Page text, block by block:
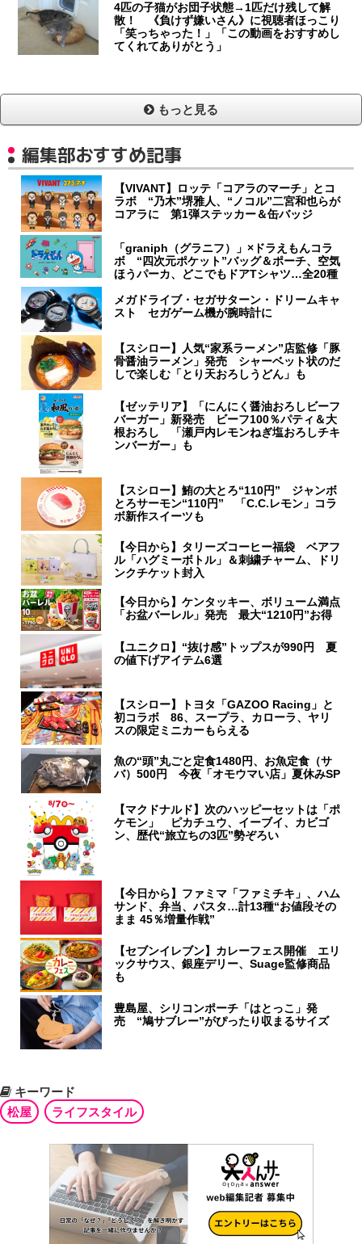
4匹の子猫がお団子状態→1匹だけ残して解
散！ 《負けず嫌いさん》に視聴者ほっこり
「笑っちゃった！」「この動画をおすすめし
てくれてありがとう」
もっと見る
編集部おすすめ記事
【VIVANT】ロッテ「コアラのマーチ」とコ
ラボ “乃木”堺雅人、“ノコル”二宮和也らが
コアラに 第1弾ステッカー＆缶バッジ
「graniph（グラニフ）」×ドラえもんコラ
ボ “四次元ポケット”バッグ＆ポーチ、空気
ほうパーカ、どこでもドアTシャツ…全20種
メガドライブ・セガサターン・ドリームキャ
スト セガゲーム機が腕時計に
【スシロー】人気“家系ラーメン”店監修「豚
骨醤油ラーメン」発売 シャーベット状のだ
しで楽しむ「とり天おろしうどん」も
【ゼッテリア】「にんにく醤油おろしビーフ
バーガー」新発売 ビーフ100％パティ＆大
根おろし 「瀬戸内レモンねぎ塩おろしチキ
ンバーガー」も
【スシロー】鮪の大とろ“110円” ジャンボ
とろサーモン“110円” 「C.C.レモン」コラ
ボ新作スイーツも
【今日から】タリーズコーヒー福袋 ベアフ
ル「ハグミーボトル」＆刺繍チャーム、ドリ
ンクチケット封入
【今日から】ケンタッキー、ボリューム満点
「お盆バーレル」発売 最大“1210円”お得
【ユニクロ】“抜け感”トップスが990円 夏
の値下げアイテム6選
【スシロー】トヨタ「GAZOO Racing」と
初コラボ 86、スープラ、カローラ、ヤリ
スの限定ミニカーもらえる
魚の“頭”丸ごと定食1480円、お魚定食（サ
バ）500円 今夜「オモウマい店」夏休みSP
【マクドナルド】次のハッピーセットは「ポ
ケモン」 ピカチュウ、イーブイ、カビゴ
ン、歴代“旅立ちの3匹”勢ぞろい
【今日から】ファミマ「ファミチキ」、ハム
サンド、弁当、パスタ…計13種“お値段その
まま 45％増量作戦”
【セブンイレブン】カレーフェス開催 エリ
ックサウス、銀座デリー、Suage監修商品
も
豊島屋、シリコンポーチ「はとっこ」発
売 “鳩サブレー”がぴったり収まるサイズ
キーワード
松屋
ライフスタイル